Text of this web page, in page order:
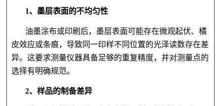
1、 墨层表面的不均匀性
油墨涂布或印刷后，墨层表面可能存在微观起伏、橘
皮效应或条痕，导致同一印样不同位置的光泽读数存在差
异。这要求测量仪器具备足够的重复精度，并对测量点的
选择有明确规范。
2、样品的制备差异